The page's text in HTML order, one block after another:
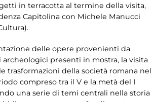
in terracotta al termine della visita,
Capitolina con Michele Manucci
delle opere provenienti da
presenti in mostra, la visita
trasformazioni della società romana nel
compreso tra il V e la metà del I
una serie di temi centrali nella storia